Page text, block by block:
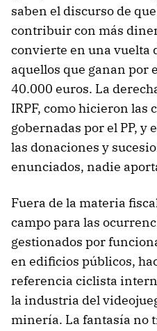
saben el discurso de
contribuir con más
convierte en una vuelta
aquellos que ganan por
40.000 euros. La
IRPF, como hicieron las
gobernadas por el PP,
las donaciones y
enunciados, nadie
Fuera de la materia
campo para las
gestionados por
en edificios públicos,
referencia ciclista
la industria del
minería. La fantasía no